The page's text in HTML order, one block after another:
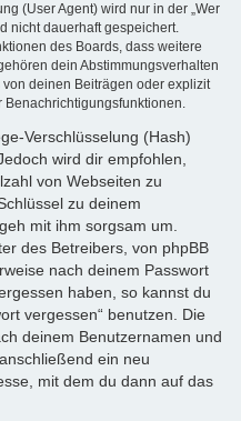
(User Agent) wird nur in der „Wer
nicht dauerhaft gespeichert.
des Boards, dass weitere
dein Abstimmungsverhalten
deinen Beiträgen oder explizit
Verschlüsselung (Hash)
wird dir empfohlen,
von Webseiten zu
zu deinem
mit ihm sorgsam um.
des Betreibers, von phpBB
nach deinem Passwort
haben, so kannst du
vergessen“ benutzen. Die
deinem Benutzernamen und
ein neu
mit dem du dann auf das